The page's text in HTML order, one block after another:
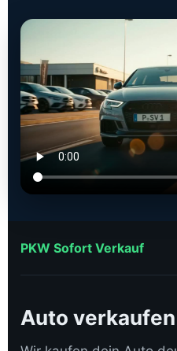
PKW Sofort Verkauf
Auto verkaufen